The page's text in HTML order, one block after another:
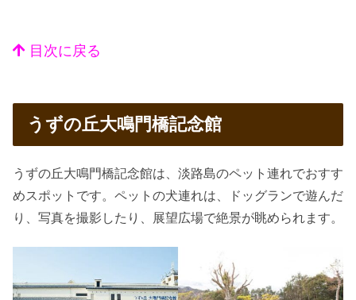
目次に戻る
うずの丘大鳴門橋記念館
うずの丘大鳴門橋記念館は、淡路島のペット連れでおすす
めスポットです。ペットの犬連れは、ドッグランで遊んだ
り、写真を撮影したり、展望広場で絶景が眺められます。